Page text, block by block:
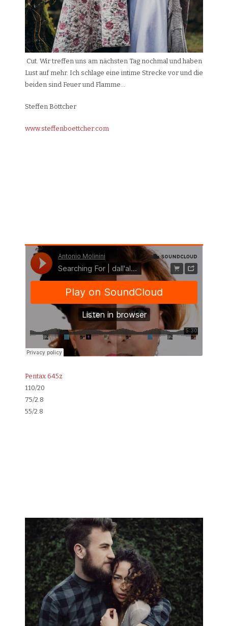
Cut. Wir treffen uns am nächsten Tag nochmal und haben
Lust auf mehr. Ich schlage eine intime Strecke vor und die
beiden sind Feuer und Flamme…
Steffen Böttcher
www.steffenboettcher.com
Pentax 645z
110/20
75/2.8
55/2.8